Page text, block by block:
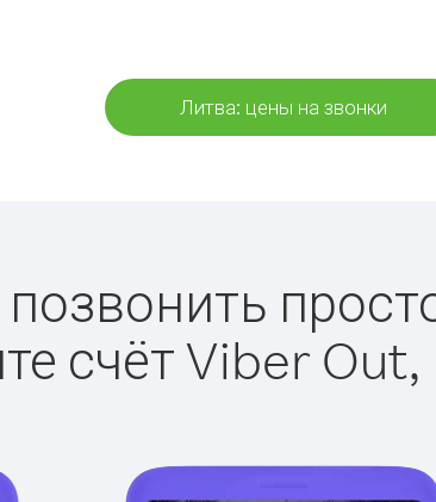
Литва: цены на звонки
счёт Viber